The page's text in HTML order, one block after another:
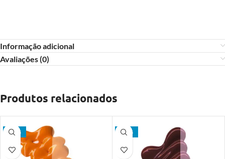
Informação adicional
Avaliações (0)
Produtos relacionados
- 14% - 14%